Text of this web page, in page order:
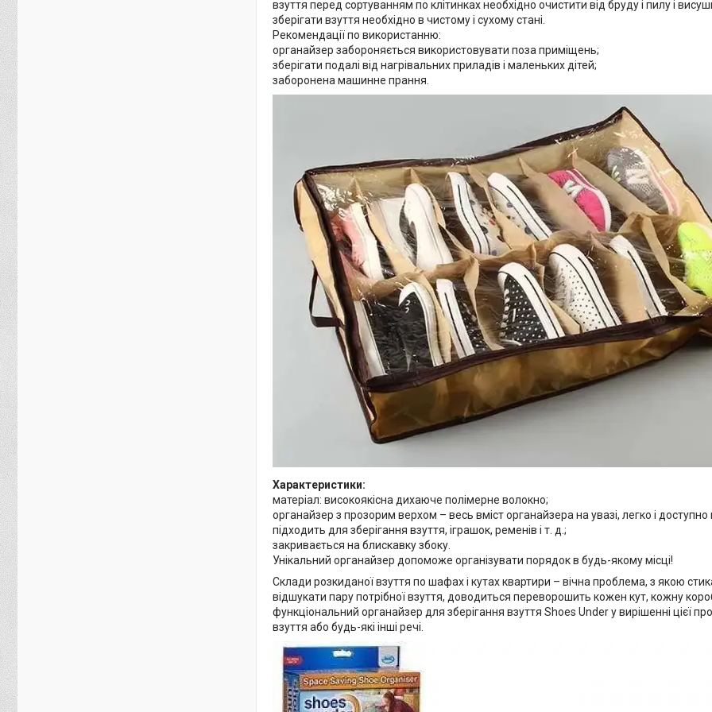
взуття перед сортуванням по клітинках необхідно очистити від бруду і пилу і
зберігати взуття необхідно в чистому і сухому стані.
Рекомендації по використанню:
органайзер забороняється використовувати поза приміщень;
зберігати подалі від нагрівальних приладів і маленьких дітей;
заборонена машинне прання.
Характеристики:
матеріал: високоякісна дихаюче полімерне волокно;
органайзер з прозорим верхом – весь вміст органайзера на увазі, легко і
підходить для зберігання взуття, іграшок, ременів і т. д.;
закривається на блискавку збоку.
Унікальний органайзер допоможе організувати порядок в будь-якому місці!
Склади розкиданої взуття по шафах і кутах квартири – вічна проблема, з якою
відшукати пару потрібної взуття, доводиться переворошить кожен кут, кожну
функціональний органайзер для зберігання взуття Shoes Under у вирішенні цієї
взуття або будь-які інші речі.